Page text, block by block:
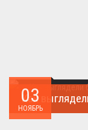
03
НОЯБРЬ